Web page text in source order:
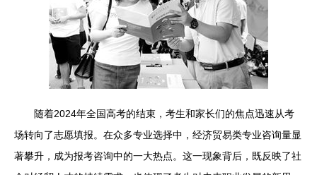
随着2024年全国高考的结束，考生和家长们的焦点迅速从考
场转向了志愿填报。在众多专业选择中，经济贸易类专业咨询量显
著攀升，成为报考咨询中的一大热点。这一现象背后，既反映了社